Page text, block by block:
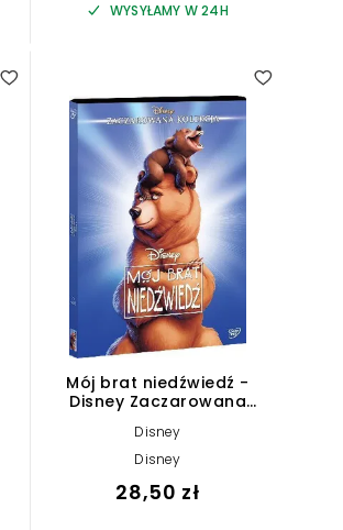
WYSYŁAMY W 24H
Mój brat niedźwiedź -
Disney Zaczarowana
Disney
Disney
28,50 zł